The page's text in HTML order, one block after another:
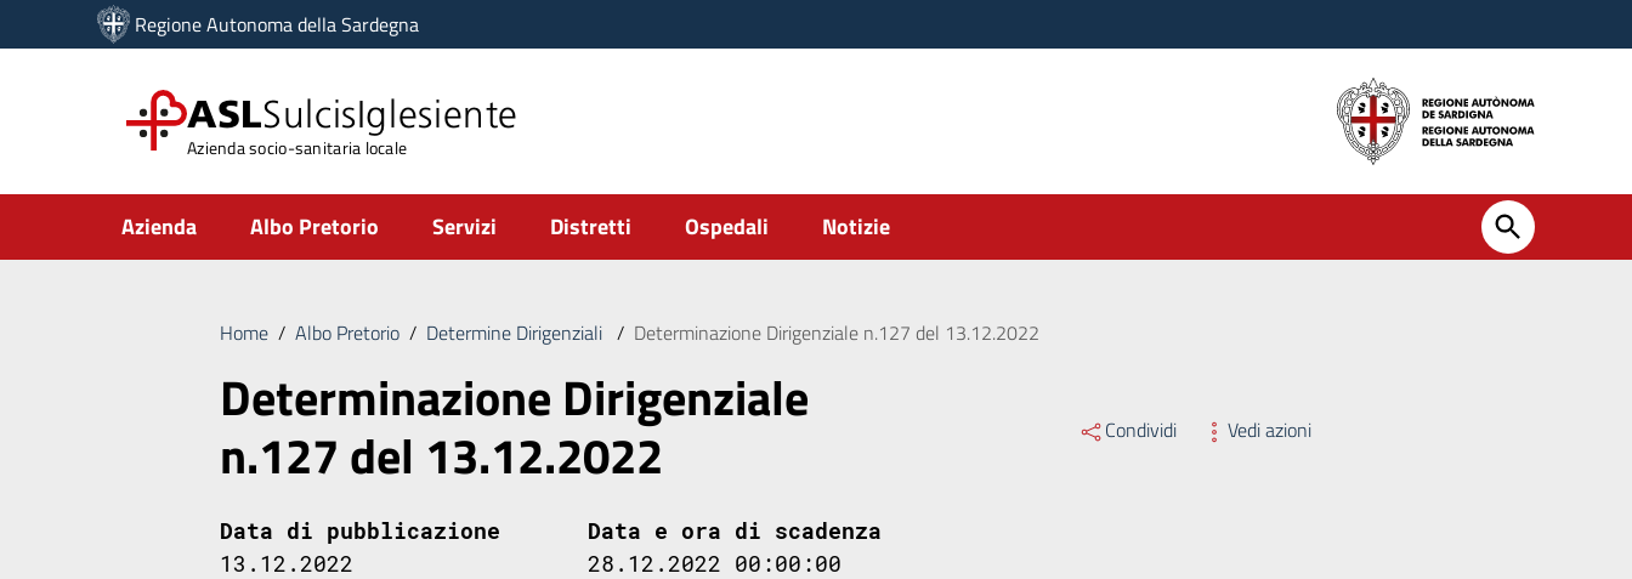
Vai ai contenuti
Vai al menu di navigazione
Regione Autonoma della Sardegna
ASLSulcisIglesiente
Azienda socio-sanitaria locale
Submenu
Azienda Albo Pretorio Servizi Distretti Ospedali Notizie
Home / Albo Pretorio / Determine Dirigenziali / Determinazione Dirigenziale n.127 del 13.12.2022
Determinazione Dirigenziale
n.127 del 13.12.2022 Condividi Vedi azioni
Data di pubblicazione
13.12.2022
Data e ora di scadenza
28.12.2022 00:00:00